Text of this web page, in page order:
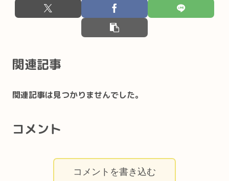
関連記事
関連記事は見つかりませんでした。
コメント
コメントを書き込む